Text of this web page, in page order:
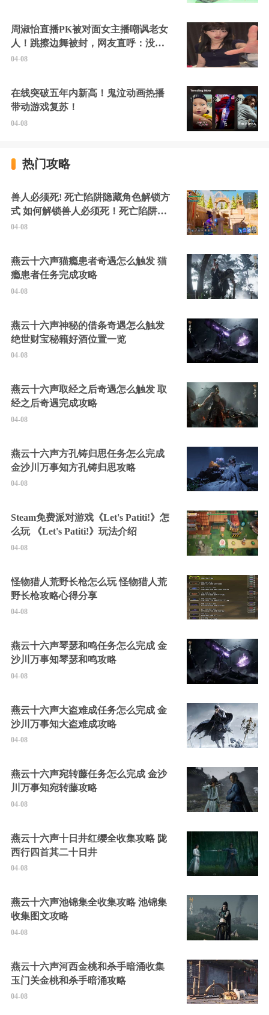
周淑怡直播PK被对面女主播嘲讽老女
人！跳擦边舞被封，网友直呼：没边
硬擦封的好！
04-08
在线突破五年内新高！鬼泣动画热播
带动游戏复苏！
04-08
热门攻略
兽人必须死! 死亡陷阱隐藏角色解锁方
式 如何解锁兽人必须死！死亡陷阱中
的隐藏角色
04-08
燕云十六声猫瘾患者奇遇怎么触发 猫
瘾患者任务完成攻略
04-08
燕云十六声神秘的借条奇遇怎么触发
绝世财宝秘籍好酒位置一览
04-08
燕云十六声取经之后奇遇怎么触发 取
经之后奇遇完成攻略
04-08
燕云十六声方孔铸归思任务怎么完成
金沙川万事知方孔铸归思攻略
04-08
Steam免费派对游戏《Let's Patiti!》怎
么玩 《Let's Patiti!》玩法介绍
04-08
怪物猎人荒野长枪怎么玩 怪物猎人荒
野长枪攻略心得分享
04-08
燕云十六声琴瑟和鸣任务怎么完成 金
沙川万事知琴瑟和鸣攻略
04-08
燕云十六声大盗难成任务怎么完成 金
沙川万事知大盗难成攻略
04-08
燕云十六声宛转藤任务怎么完成 金沙
川万事知宛转藤攻略
04-08
燕云十六声十日井红缨全收集攻略 陇
西行四首其二十日井
04-08
燕云十六声池锦集全收集攻略 池锦集
收集图文攻略
04-08
燕云十六声河西金桃和杀手暗涌收集
玉门关金桃和杀手暗涌攻略
04-08